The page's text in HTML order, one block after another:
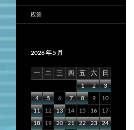
应答
2026 年 5 月
一 二 三 四 五 六
日
1
2
3
4
5 6 7 8 9
10
11
12 13 14 15 16
17
18
19 20 21 22 23 24